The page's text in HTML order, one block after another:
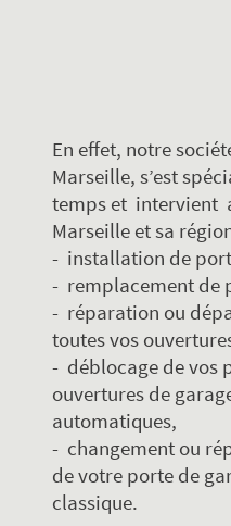
En effet, notre
Marseille, s’est
temps et intervient
Marseille et sa
- installation de
- remplacement de
- réparation ou
toutes vos
- déblocage de vos
ouvertures de
automatiques,
- changement ou
de votre porte de
classique.